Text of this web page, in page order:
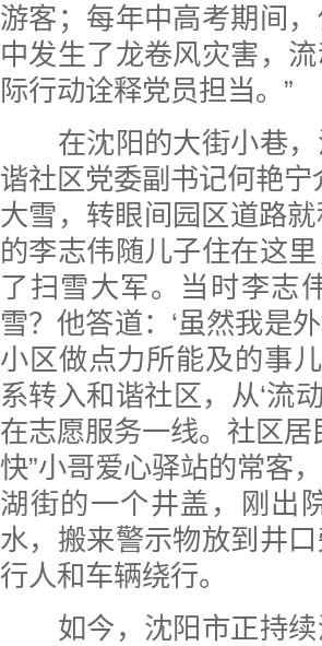
游客；每年中高考期间
中发生了龙卷风灾害，
际行动诠释党员担当。”
在沈阳的大街小巷，
谐社区党委副书记何艳
大雪，转眼间园区道路
的李志伟随儿子住在这
了扫雪大军。当时李志
雪？他答道：‘虽然我是
小区做点力所能及的事
系转入和谐社区，从‘流
在志愿服务一线。社区
快”小哥爱心驿站的常客
湖街的一个井盖，刚出
水，搬来警示物放到井
行人和车辆绕行。
如今，沈阳市正持续